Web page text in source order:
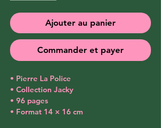
Ajouter au panier
Commander et payer
• Pierre La Police
• Collection Jacky
• 96 pages
• Format 14 × 16 cm